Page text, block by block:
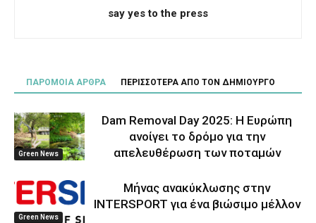
say yes to the press
ΠΑΡΟΜΟΙΑ ΑΡΘΡΑ ΠΕΡΙΣΣΟΤΕΡΑ ΑΠΟ ΤΟΝ ΔΗΜΙΟΥΡΓΟ
Green News
Dam Removal Day 2025: Η Ευρώπη
ανοίγει το δρόμο για την
απελευθέρωση των ποταμών
Green News
Μήνας ανακύκλωσης στην
INTERSPORT για ένα βιώσιμο μέλλον